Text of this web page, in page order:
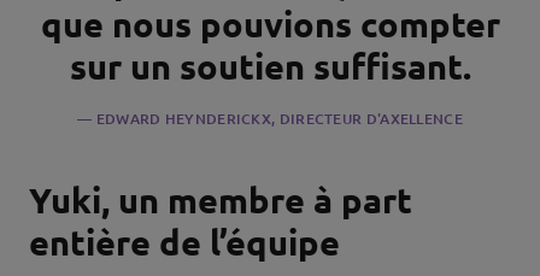
que nous pouvions compter
sur un soutien suffisant.
EDWARD HEYNDERICKX, DIRECTEUR D'AXELLENCE
Yuki, un membre à part
entière de l’équipe